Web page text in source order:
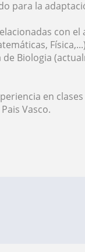
para la
con el
Biologia
en
Vasco.